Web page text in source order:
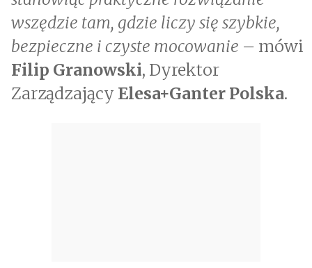
wszędzie tam, gdzie liczy się szybkie,
bezpieczne i czyste mocowanie – mówi
Filip Granowski, Dyrektor
Zarządzający Elesa+Ganter Polska.